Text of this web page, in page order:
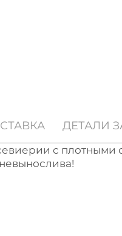
ДЕТАЛИ
с плотными